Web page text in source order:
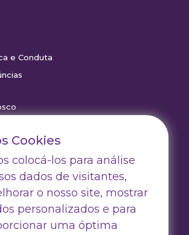
e Conduta
Cookies
colocá-los para análise
dados de visitantes,
o nosso site, mostrar
personalizados e para
uma óptima